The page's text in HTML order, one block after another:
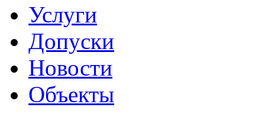
Услуги
Допуски
Новости
Объекты